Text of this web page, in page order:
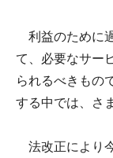
利益のために
て、必要なサー
られるべきもの
する中では、さ
法改正により